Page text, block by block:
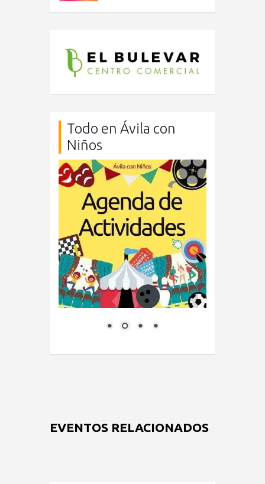
Todo en Ávila con
Niños
EVENTOS RELACIONADOS